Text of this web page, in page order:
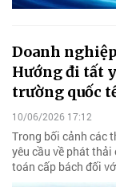
Doanh
Hướng đi tất
trường quốc
10/06/2026 17:12
Trong bối cảnh các
yêu cầu về phát
toán cấp bách đối